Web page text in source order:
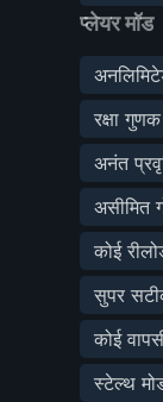
प्लेयर मॉड
रक्षा गुणक
अनंत
असीमित
कोई
सुपर
कोई
स्टेल्थ